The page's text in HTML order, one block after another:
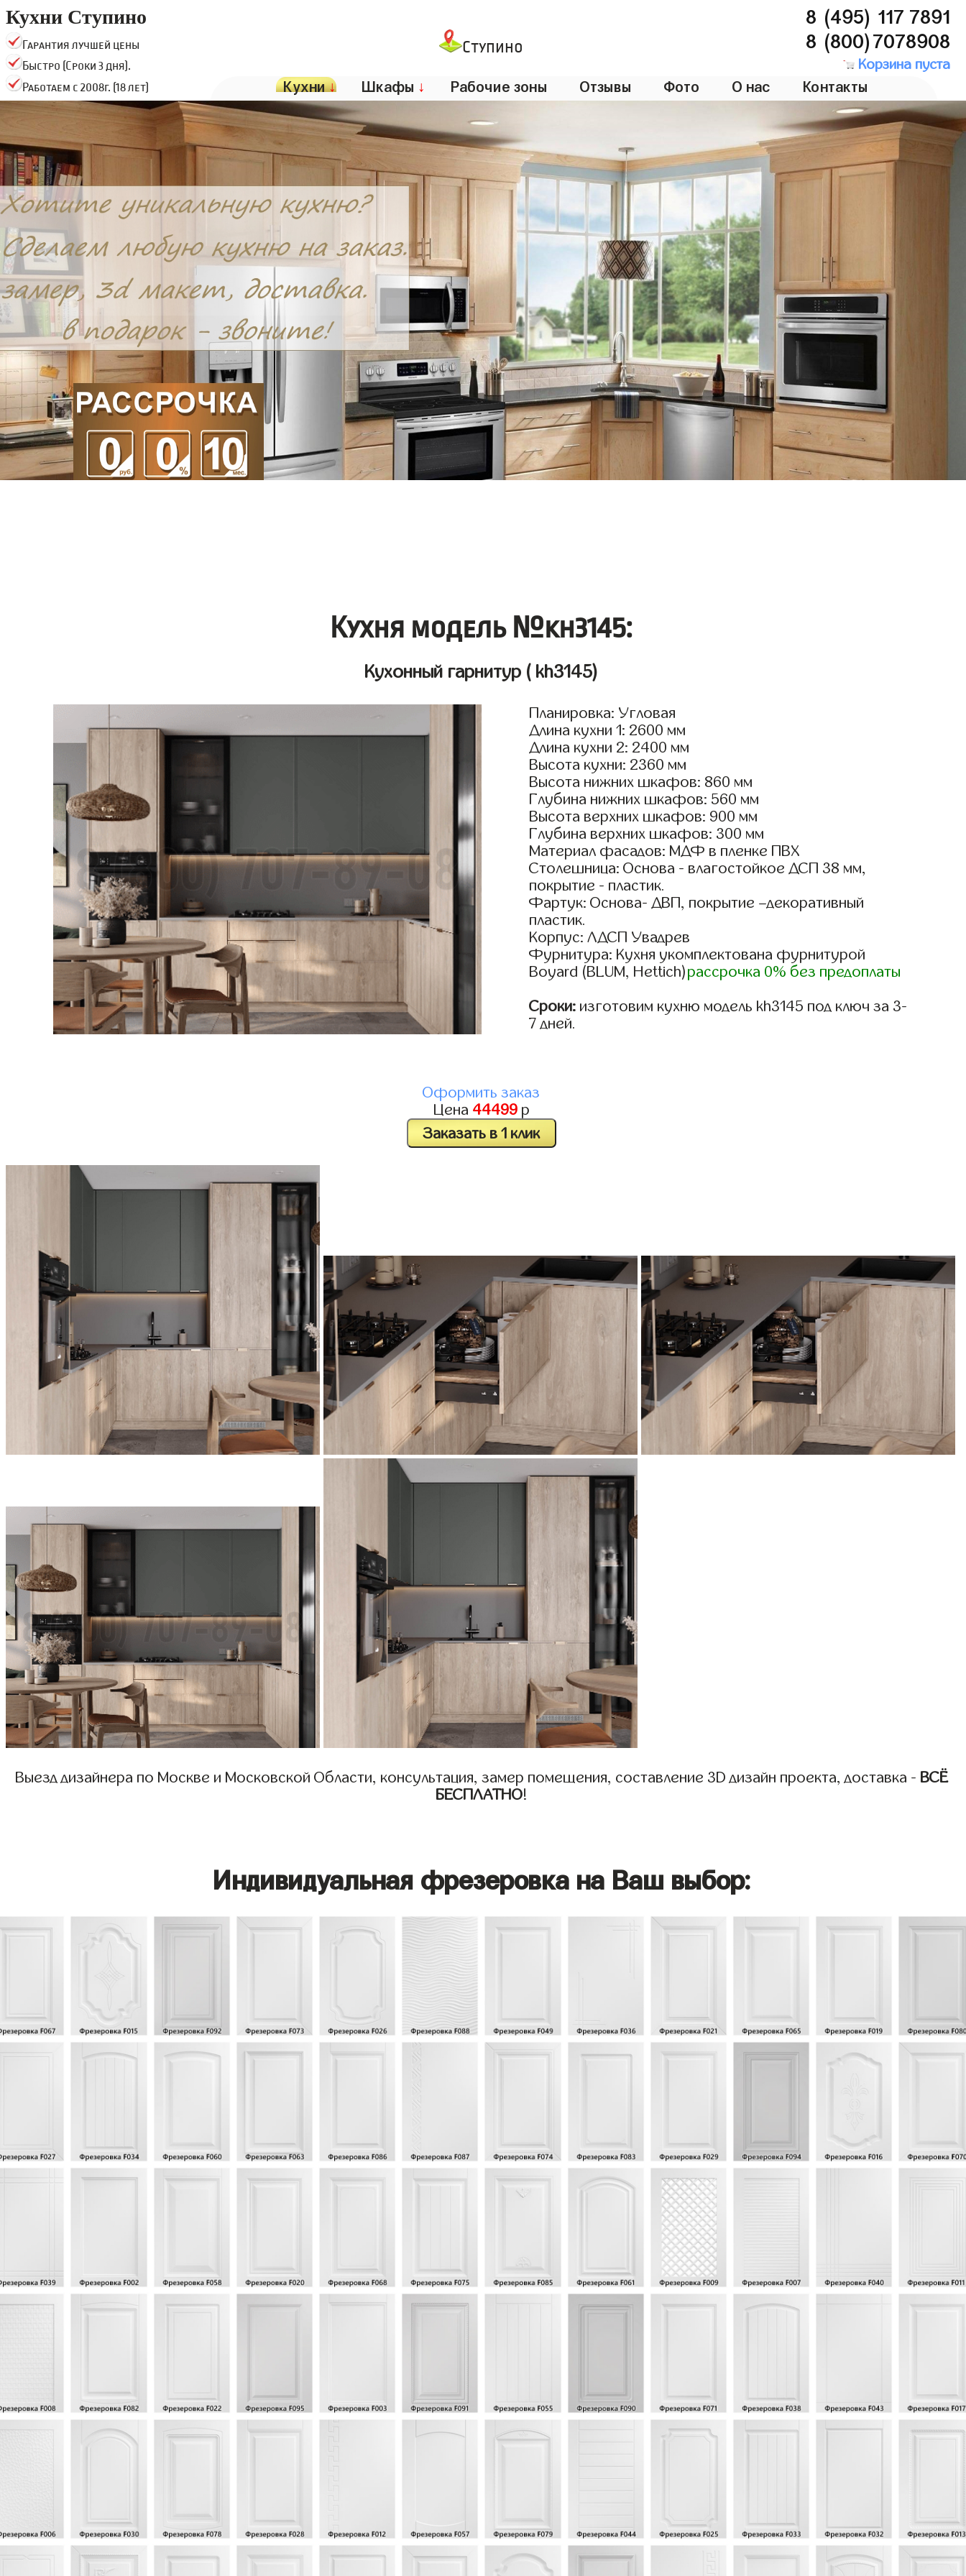
Кухни Ступино
Гарантия лучшей цены
Быстро (Сроки 3 дня).
Работаем с 2008г. (18 лет)
Ступино
8 (495) 117 7891
8 (800)7078908
Корзина пуста
Кухни↓ Шкафы ↓ Рабочие зоны Отзывы Фото О нас Контакты
Кухня модель №kh3145:
Кухонный гарнитур ( kh3145)
Планировка: Угловая
Длина кухни 1: 2600 мм
Длина кухни 2: 2400 мм
Высота кухни: 2360 мм
Высота нижних шкафов: 860 мм
Глубина нижних шкафов: 560 мм
Высота верхних шкафов: 900 мм
Глубина верхних шкафов: 300 мм
Материал фасадов: МДФ в пленке ПВХ
Столешница: Основа - влагостойкое ДСП 38 мм,
покрытие - пластик.
Фартук: Основа- ДВП, покрытие –декоративный
пластик.
Корпус: ЛДСП Увадрев
Фурнитура: Кухня укомплектована фурнитурой
Boyard (BLUM, Hettich)рассрочка 0% без предоплаты
Сроки: изготовим кухню модель kh3145 под ключ за 3-
7 дней.
Оформить заказ
Цена 44499р
Заказать в 1 клик
Выезд дизайнера по Москве и Московской Области, консультация, замер помещения, составление 3D дизайн проекта, доставка - ВСЁ
БЕСПЛАТНО!
Индивидуальная фрезеровка на Ваш выбор: